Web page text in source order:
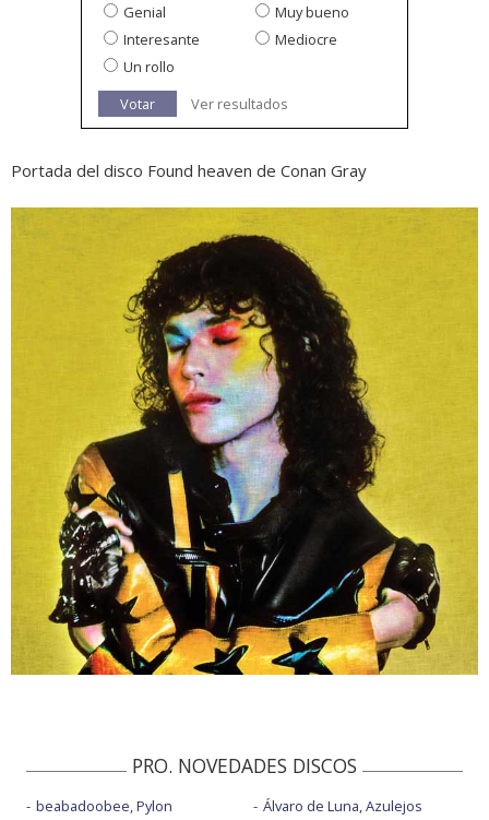
Genial
Muy bueno
Interesante
Mediocre
Un rollo
Votar
Ver resultados
Portada del disco Found heaven de Conan Gray
PRO. NOVEDADES DISCOS
beabadoobee, Pylon
Álvaro de Luna, Azulejos